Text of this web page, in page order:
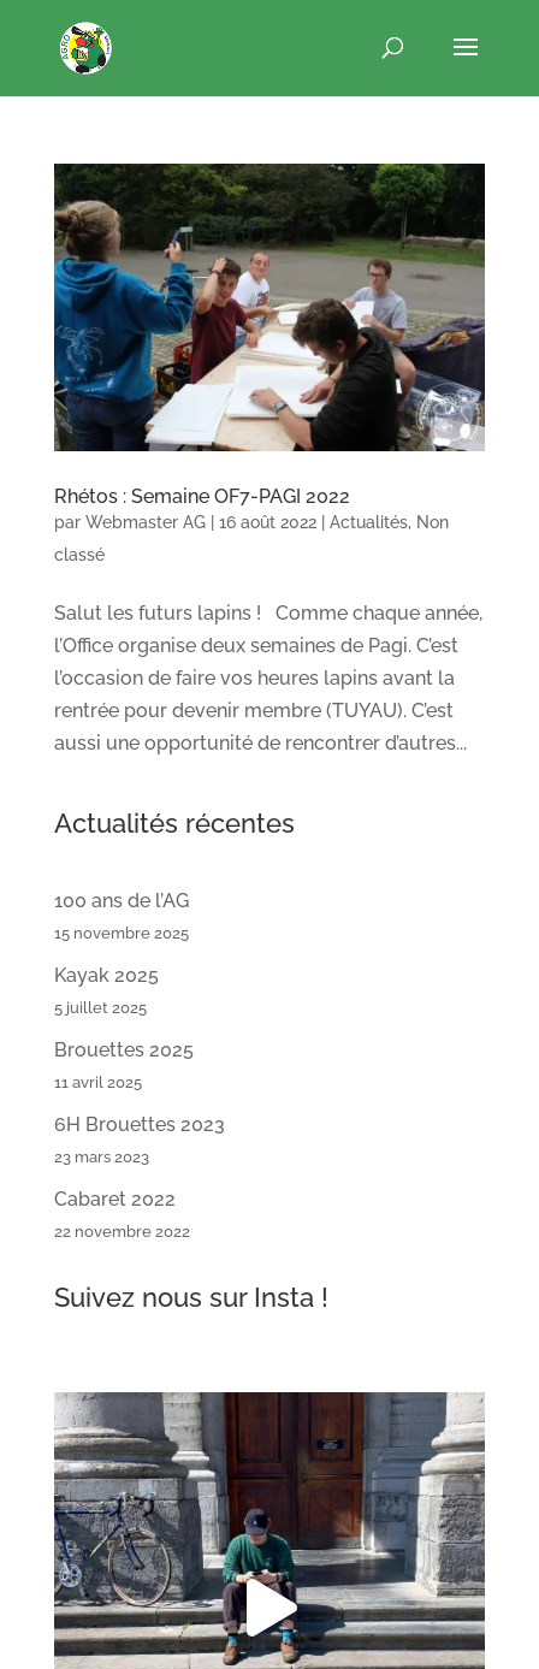
Rhétos : Semaine OF7-PAGI 2022
par Webmaster AG| 16 août 2022| Actualités, Non
classé
Salut les futurs lapins ! Comme chaque année,
l’Office organise deux semaines de Pagi. C’est
l’occasion de faire vos heures lapins avant la
rentrée pour devenir membre (TUYAU). C’est
aussi une opportunité de rencontrer d’autres...
Actualités récentes
100 ans de l’AG
15 novembre 2025
Kayak 2025
5 juillet 2025
Brouettes 2025
11 avril 2025
6H Brouettes 2023
23 mars 2023
Cabaret 2022
22 novembre 2022
Suivez nous sur Insta !